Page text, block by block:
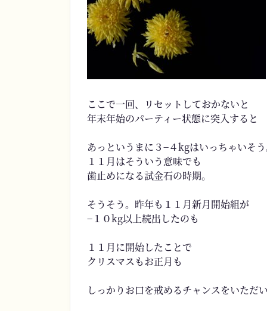
ここで一回、リセットしておかないと
年末年始のパーティー状態に突入すると
あっというまに３−４kgはいっちゃいそう
１１月はそういう意味でも
歯止めになる試金石の時期。
そうそう。昨年も１１月新月開始組が
−１０kg以上続出したのも
１１月に開始したことで
クリスマスもお正月も
しっかりお口を戒めるチャンスをいただ